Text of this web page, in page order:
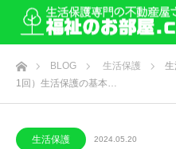
ホームBLOG 生活保護
1回）生活保護の基本…
生活保護 2024.05.20